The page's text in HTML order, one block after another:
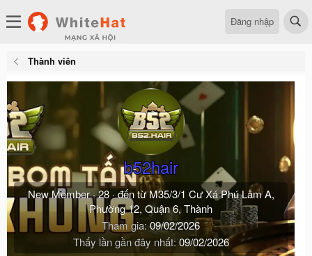
Đăng nhập
Thành viên
b52hair
New Member·28 · đến từM35/3/1 Cư Xá Phú Lâm A,
Phường 12, Quận 6, Thành
Tham gia 09/02/2026
Thấy lần gần đây nhất 09/02/2026